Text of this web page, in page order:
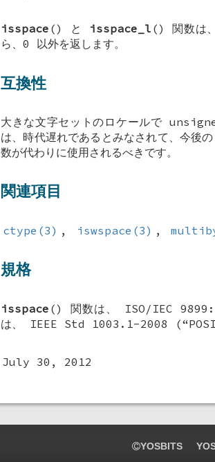
isspace () と isspace_l () 関数は
ら、0 以外を返します。
互換性
大きな文字セットのロケールで
は、時代遅れであるとみなされて、今後
数が代わりに使用されるべきです。
関連項目
ctype(3) , iswspace(3) ,
規格
isspace () 関数は、 ISO/IEC
は、 IEEE Std 1003.1-2008
July 30, 2012
YOSBITS